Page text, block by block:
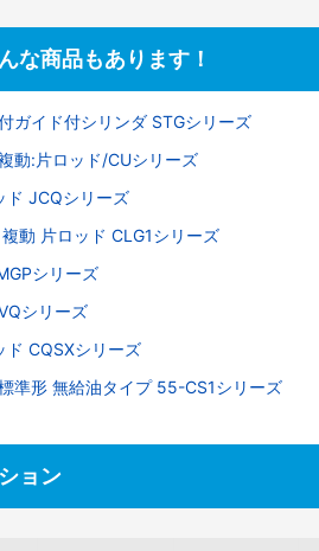
な商品もあります！
ガイド付シリンダ STGシリーズ
動:片ロッド/CUシリーズ
ド JCQシリーズ
動 片ロッド CLG1シリーズ
シリーズ
シリーズ
ド CQSXシリーズ
準形 無給油タイプ 55-CS1シリーズ
ョン